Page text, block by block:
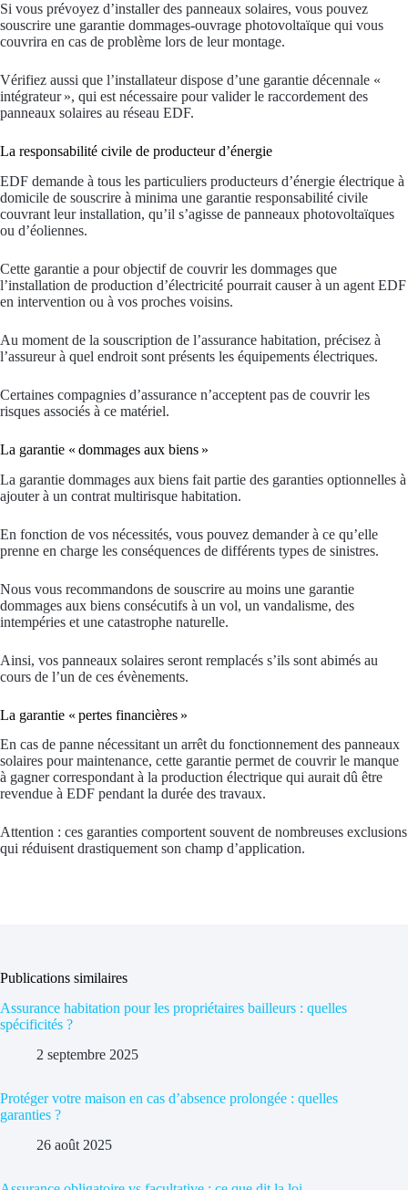
Si vous prévoyez d’installer des panneaux solaires, vous pouvez
souscrire une garantie dommages-ouvrage photovoltaïque qui vous
couvrira en cas de problème lors de leur montage.
Vérifiez aussi que l’installateur dispose d’une garantie décennale «
intégrateur », qui est nécessaire pour valider le raccordement des
panneaux solaires au réseau EDF.
La responsabilité civile de producteur d’énergie
EDF demande à tous les particuliers producteurs d’énergie électrique à
domicile de souscrire à minima une garantie responsabilité civile
couvrant leur installation, qu’il s’agisse de panneaux photovoltaïques
ou d’éoliennes.
Cette garantie a pour objectif de couvrir les dommages que
l’installation de production d’électricité pourrait causer à un agent EDF
en intervention ou à vos proches voisins.
Au moment de la souscription de l’assurance habitation, précisez à
l’assureur à quel endroit sont présents les équipements électriques.
Certaines compagnies d’assurance n’acceptent pas de couvrir les
risques associés à ce matériel.
La garantie « dommages aux biens »
La garantie dommages aux biens fait partie des garanties optionnelles à
ajouter à un contrat multirisque habitation.
En fonction de vos nécessités, vous pouvez demander à ce qu’elle
prenne en charge les conséquences de différents types de sinistres.
Nous vous recommandons de souscrire au moins une garantie
dommages aux biens consécutifs à un vol, un vandalisme, des
intempéries et une catastrophe naturelle.
Ainsi, vos panneaux solaires seront remplacés s’ils sont abimés au
cours de l’un de ces évènements.
La garantie « pertes financières »
En cas de panne nécessitant un arrêt du fonctionnement des panneaux
solaires pour maintenance, cette garantie permet de couvrir le manque
à gagner correspondant à la production électrique qui aurait dû être
revendue à EDF pendant la durée des travaux.
Attention : ces garanties comportent souvent de nombreuses exclusions
qui réduisent drastiquement son champ d’application.
Publications similaires
Assurance habitation pour les propriétaires bailleurs : quelles
spécificités ?
2 septembre 2025
Protéger votre maison en cas d’absence prolongée : quelles
garanties ?
26 août 2025